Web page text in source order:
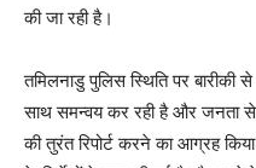
की जा रही है।
तमिलनाडु पुलिस स्थिति पर
साथ समन्वय कर रही है और जनता से
की तुरंत रिपोर्ट करने का आग्रह